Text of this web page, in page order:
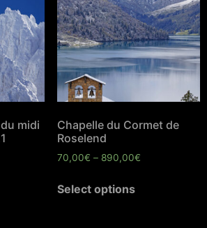
midi
Chapelle du Cormet de
Roselend
70,00€ – 890,00€
Select options